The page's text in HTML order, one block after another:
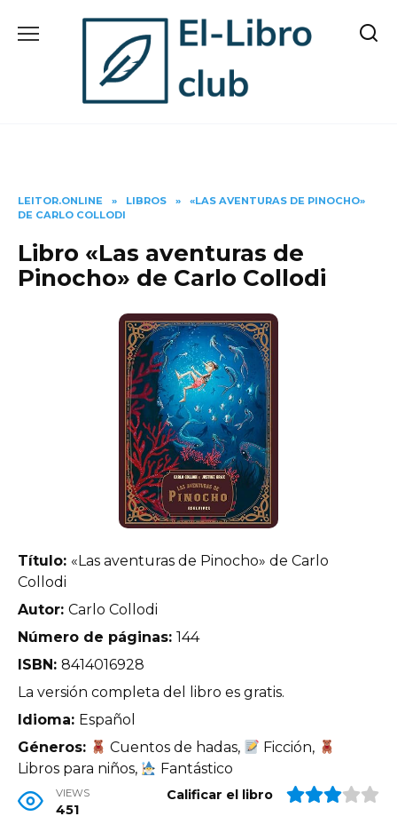
LEITOR.ONLINE » LIBROS »
«LAS AVENTURAS DE PINOCHO»
DE CARLO COLLODI
Libro «Las aventuras de
Pinocho» de Carlo Collodi
Título: «Las aventuras de Pinocho» de Carlo
Collodi
Autor: Carlo Collodi
Número de páginas: 144
ISBN: 8414016928
La versión completa del libro es gratis.
Idioma: Español
Géneros:
Cuentos de hadas,
Ficción,
Libros para niños,
Fantástico
VIEWS
451
Calificar el libro